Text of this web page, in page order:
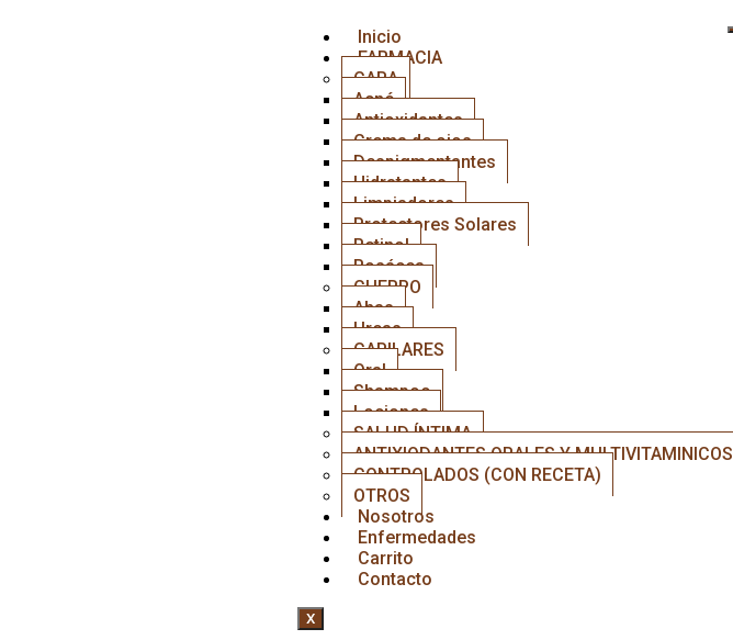
Inicio
FARMACIA
CARA
Acné
Antioxidantes
Crema de ojos
Despigmentantes
Hidratantes
Limpiadores
Protectores Solares
Retinol
Rosácea
CUERPO
Ahas
Ureas
CAPILARES
Oral
Shampoo
Lociones
SALUD ÍNTIMA
ANTIXIODANTES ORALES Y MULTIVITAMINICOS
CONTROLADOS (CON RECETA)
OTROS
Nosotros
Enfermedades
Carrito
Contacto
X